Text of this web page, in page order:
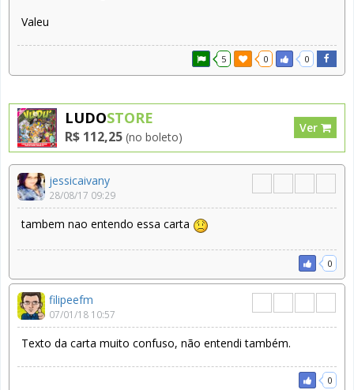
Valeu
5 0 0
LUDOSTORE
R$ 112,25 (no boleto)
Ver
jessicaivany
28/08/17 09:29
tambem nao entendo essa carta
0
filipeefm
07/01/18 10:57
Texto da carta muito confuso, não entendi também.
0